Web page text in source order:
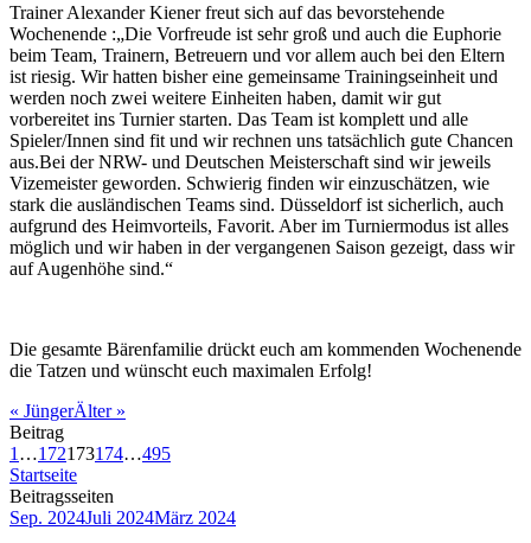
Trainer Alexander Kiener freut sich auf das bevorstehende
Wochenende :„Die Vorfreude ist sehr groß und auch die Euphorie
beim Team, Trainern, Betreuern und vor allem auch bei den Eltern
ist riesig. Wir hatten bisher eine gemeinsame Trainingseinheit und
werden noch zwei weitere Einheiten haben, damit wir gut
vorbereitet ins Turnier starten. Das Team ist komplett und alle
Spieler/Innen sind fit und wir rechnen uns tatsächlich gute Chancen
aus.Bei der NRW- und Deutschen Meisterschaft sind wir jeweils
Vizemeister geworden. Schwierig finden wir einzuschätzen, wie
stark die ausländischen Teams sind. Düsseldorf ist sicherlich, auch
aufgrund des Heimvorteils, Favorit. Aber im Turniermodus ist alles
möglich und wir haben in der vergangenen Saison gezeigt, dass wir
auf Augenhöhe sind.“
Die gesamte Bärenfamilie drückt euch am kommenden Wochenende
die Tatzen und wünscht euch maximalen Erfolg!
« JüngerÄlter »
Beitrag
1 …172173174…495
Startseite
Beitragsseiten
Sep. 2024Juli 2024März 2024